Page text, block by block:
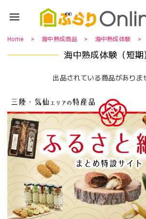
Home 海中熟成商品 海中熟成体験
海中熟成体験（短期
出品されている商品がありま